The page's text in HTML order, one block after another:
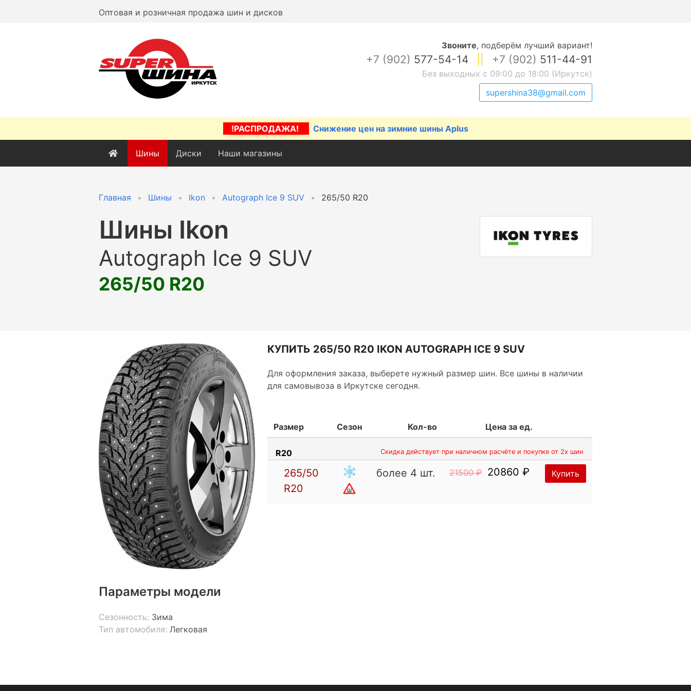
Оптовая и розничная продажа шин и дисков
Звоните, подберём лучший вариант!
+7 (902) 577-54-14 +7 (902) 511-44-91
Без выходных с 09:00 до 18:00 (Иркутск)
supershina38@gmail.com
!РАСПРОДАЖА! Снижение цен на зимние шины Aplus
Шины Диски Наши магазины
Главная Шины Ikon Autograph Ice 9 SUV 265/50 R20
Шины Ikon
Autograph Ice 9 SUV
265/50 R20
Параметры модели
Сезонность: Зима
Тип автомобиля: Легковая
КУПИТЬ 265/50 R20 IKON AUTOGRAPH ICE 9 SUV
Для оформления заказа, выберете нужный размер шин. Все шины в наличии
для самовывоза в Иркутске сегодня.
Размер Сезон Кол-во Цена за ед.
R20 Скидка действует при наличном расчёте и покупке от 2х шин
265/50
R20
более 4 шт. 21500 ₽ 20860 ₽ Купить